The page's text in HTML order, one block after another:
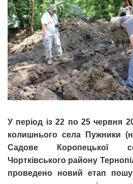
У період із 22 по 25 червня
колишнього села Пужники
Садове Коропецької
Чортківського району
проведено новий етап